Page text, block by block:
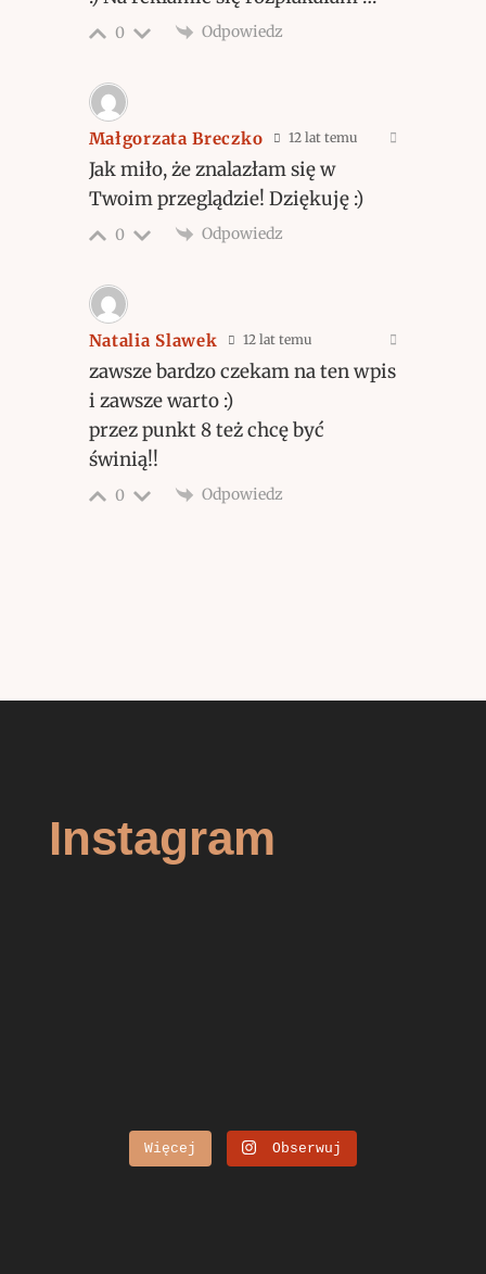
0 Odpowiedz
Małgorzata Breczko 12 lat temu
Jak miło, że znalazłam się w
Twoim przeglądzie! Dziękuję :)
0 Odpowiedz
Natalia Slawek 12 lat temu
zawsze bardzo czekam na ten wpis
i zawsze warto :)
przez punkt 8 też chcę być
świnią!!
0 Odpowiedz
Instagram
Więcej Obserwuj